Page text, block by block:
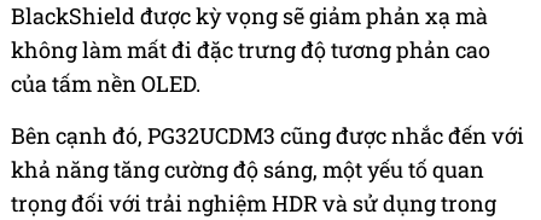
BlackShield được kỳ vọng sẽ giảm phản xạ mà
không làm mất đi đặc trưng độ tương phản cao
của tấm nền OLED.
Bên cạnh đó, PG32UCDM3 cũng được nhắc đến với
khả năng tăng cường độ sáng, một yếu tố quan
trọng đối với trải nghiệm HDR và sử dụng trong